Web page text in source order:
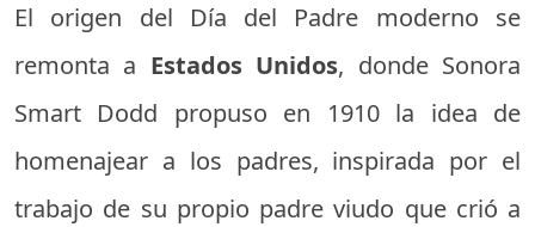
El origen del Día del Padre moderno se
remonta a Estados Unidos, donde Sonora
Smart Dodd propuso en 1910 la idea de
homenajear a los padres, inspirada por el
trabajo de su propio padre viudo que crió a